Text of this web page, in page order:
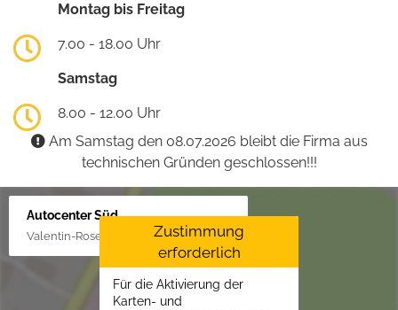
Montag bis Freitag
7.00 - 18.00 Uhr
Samstag
8.00 - 12.00 Uhr
Am Samstag den 08.07.2026 bleibt die Firma aus
technischen Gründen geschlossen!!!
Autocenter Süd
Valentin-Rose-Str. 3, 16816 Neuruppin
Zustimmung
erforderlich
Für die Aktivierung der
Karten- und